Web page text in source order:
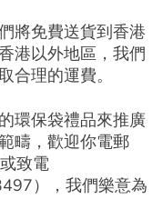
將免費送貨到香港
港以外地區，我們
合理的運費。
環保袋禮品來推廣
疇，歡迎你電郵
致電
），我們樂意為